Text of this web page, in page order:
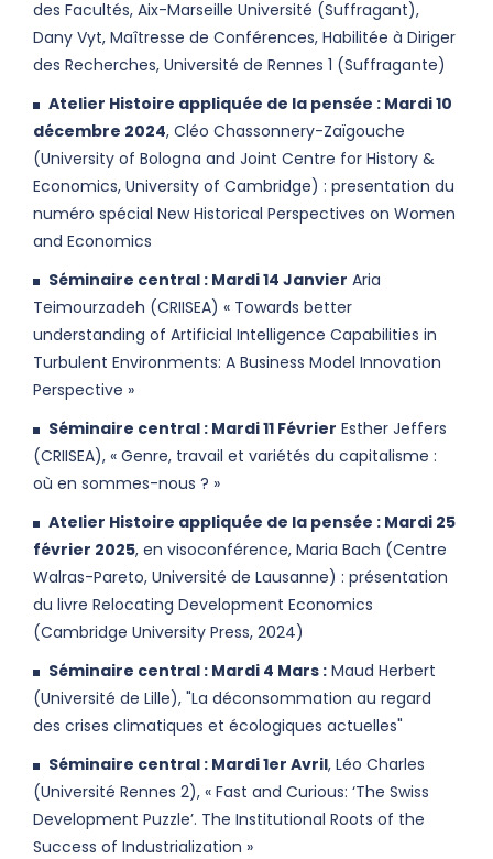
des Facultés, Aix-Marseille Université (Suffragant),
Dany Vyt, Maîtresse de Conférences, Habilitée à Diriger
des Recherches, Université de Rennes 1 (Suffragante)
Atelier Histoire appliquée de la pensée : Mardi 10
décembre 2024, Cléo Chassonnery-Zaïgouche
(University of Bologna and Joint Centre for History &
Economics, University of Cambridge) : presentation du
numéro spécial New Historical Perspectives on Women
and Economics
Séminaire central : Mardi 14 Janvier Aria
Teimourzadeh (CRIISEA) « Towards better
understanding of Artificial Intelligence Capabilities in
Turbulent Environments: A Business Model Innovation
Perspective »
Séminaire central : Mardi 11 Février Esther Jeffers
(CRIISEA), « Genre, travail et variétés du capitalisme :
où en sommes-nous ? »
Atelier Histoire appliquée de la pensée : Mardi 25
février 2025, en visoconférence, Maria Bach (Centre
Walras-Pareto, Université de Lausanne) : présentation
du livre Relocating Development Economics
(Cambridge University Press, 2024)
Séminaire central : Mardi 4 Mars : Maud Herbert
(Université de Lille), "La déconsommation au regard
des crises climatiques et écologiques actuelles"
Séminaire central : Mardi 1er Avril, Léo Charles
(Université Rennes 2), « Fast and Curious: ‘The Swiss
Development Puzzle’. The Institutional Roots of the
Success of Industrialization »